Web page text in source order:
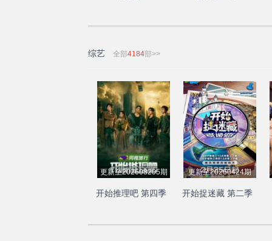
综艺 全部4184部>>
更新至202608205期
开始推理吧 第四季
更新至20260424期
开始捉迷藏 第二季